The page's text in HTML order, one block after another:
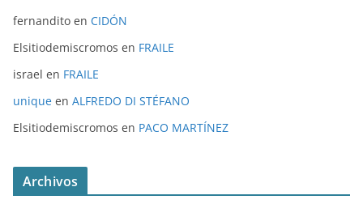
fernandito en CIDÓN
Elsitiodemiscromos en FRAILE
israel en FRAILE
unique en ALFREDO DI STÉFANO
Elsitiodemiscromos en PACO MARTÍNEZ
Archivos